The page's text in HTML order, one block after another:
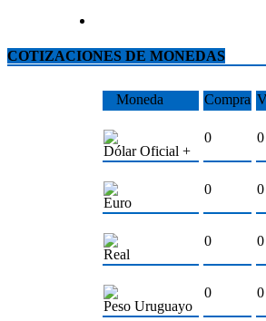
COTIZACIONES DE MONEDAS
Moneda Compra
Dólar Oficial +
0 0
Euro
0 0
Real
0 0
Peso Uruguayo
0 0